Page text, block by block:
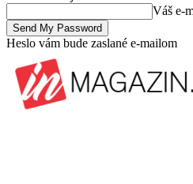
Váš e-
Heslo vám bude zaslané e-mailom